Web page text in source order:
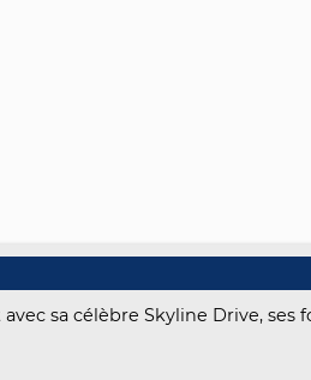
sa célèbre Skyline Drive, ses